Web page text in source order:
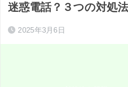
迷惑電話？３つの対処法
2025年3月6日